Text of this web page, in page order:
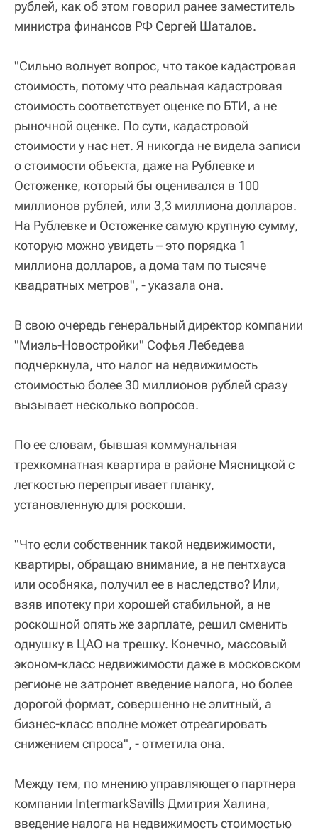
рублей, как об этом говорил ранее заместитель
министра финансов РФ Сергей Шаталов.
"Сильно волнует вопрос, что такое кадастровая
стоимость, потому что реальная кадастровая
стоимость соответствует оценке по БТИ, а не
рыночной оценке. По сути, кадастровой
стоимости у нас нет. Я никогда не видела записи
о стоимости объекта, даже на Рублевке и
Остоженке, который бы оценивался в 100
миллионов рублей, или 3,3 миллиона долларов.
На Рублевке и Остоженке самую крупную сумму,
которую можно увидеть – это порядка 1
миллиона долларов, а дома там по тысяче
квадратных метров", - указала она.
В свою очередь генеральный директор компании
"Миэль-Новостройки" Софья Лебедева
подчеркнула, что налог на недвижимость
стоимостью более 30 миллионов рублей сразу
вызывает несколько вопросов.
По ее словам, бывшая коммунальная
трехкомнатная квартира в районе Мясницкой с
легкостью перепрыгивает планку,
установленную для роскоши.
"Что если собственник такой недвижимости,
квартиры, обращаю внимание, а не пентхауса
или особняка, получил ее в наследство? Или,
взяв ипотеку при хорошей стабильной, а не
роскошной опять же зарплате, решил сменить
однушку в ЦАО на трешку. Конечно, массовый
эконом-класс недвижимости даже в московском
регионе не затронет введение налога, но более
дорогой формат, совершенно не элитный, а
бизнес-класс вполне может отреагировать
снижением спроса", - отметила она.
Между тем, по мнению управляющего партнера
компании IntermarkSavills Дмитрия Халина,
введение налога на недвижимость стоимостью